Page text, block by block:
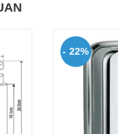
- 22%